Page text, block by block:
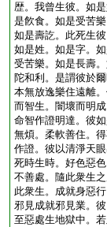
歴。我曾生彼。如
是飮食。如是受苦
如是壽訖。此死生
如是姓。如是字。
受苦樂。如是長壽
陀和利。是謂彼於
本無放逸樂住遠離
而智生。闇壞而明
命智作證明達。彼
無煩。柔軟善住。
作證。彼以清淨天
死時生時。好色惡
不善處。隨此衆生
此衆生。成就身惡
邪見成就邪見業。
至惡處生地獄中。